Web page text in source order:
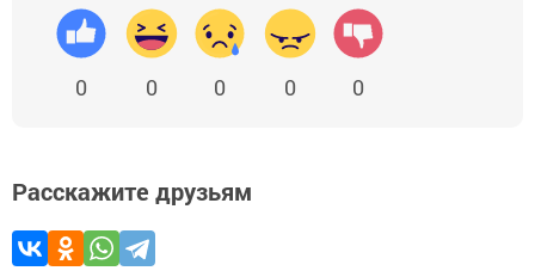
0 0 0 0 0
Расскажите друзьям